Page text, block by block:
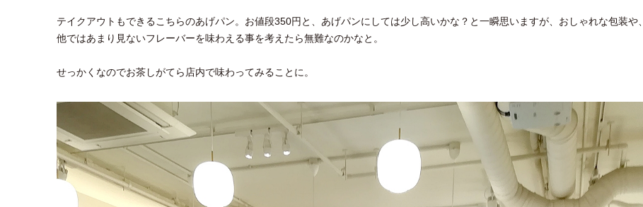
テイクアウトもできるこちらのあげパン。お値段350円と、あげパンにしては少し高いかな？と一瞬思いますが、おしゃれな包装や、
他ではあまり見ないフレーバーを味わえる事を考えたら無難なのかなと。
せっかくなのでお茶しがてら店内で味わってみることに。